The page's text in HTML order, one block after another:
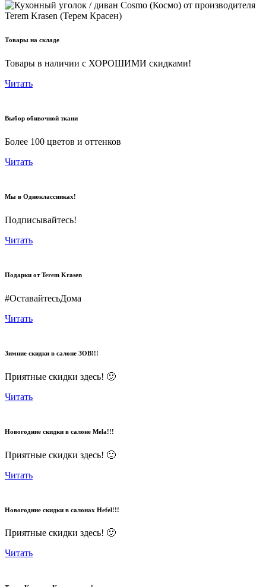
Товары на складе
Товары в наличии с ХОРОШИМИ скидками!
Читать
Выбор обивочной ткани
Более 100 цветов и оттенков
Читать
Мы в Одноклассниках!
Подписывайтесь!
Читать
Подарки от Terem Krasen
#ОставайтесьДома
Читать
Зимние скидки в салоне ЗОВ!!!
Приятные скидки здесь! 🙂
Читать
Новогодние скидки в салоне Mela!!!
Приятные скидки здесь! 🙂
Читать
Новогодние скидки в салонах Hefel!!!
Приятные скидки здесь! 🙂
Читать